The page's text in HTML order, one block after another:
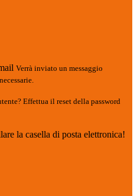
Verrà inviato un messaggio
Effettua il reset della password
la casella di posta elettronica!